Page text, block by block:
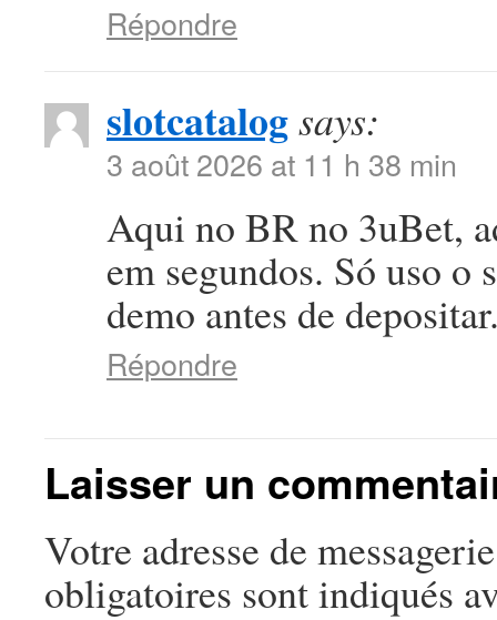
Répondre
slotcatalogsays:
3 août 2026 at 11 h 38 min
Aqui no BR no 3uBet,
em segundos. Só uso o
demo antes de
Répondre
Laisser un
Votre adresse de
obligatoires sont indiqués